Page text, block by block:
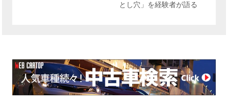
とし穴」を経験者が語る